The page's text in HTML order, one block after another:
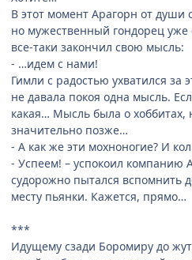
В этот момент Арагорн от души
но мужественный гондорец уже
все-таки закончил свою мысль:
- …идем с нами!
Гимли с радостью ухватился за
не давала покоя одна мысль.
какая… Мысль была о
значительно позже…
- А как же эти мохноногие? И
- Успеем! – успокоил компанию
судорожно пытался вспомнить
месту пьянки. Кажется, прямо…
***
Идущему сзади Боромиру до